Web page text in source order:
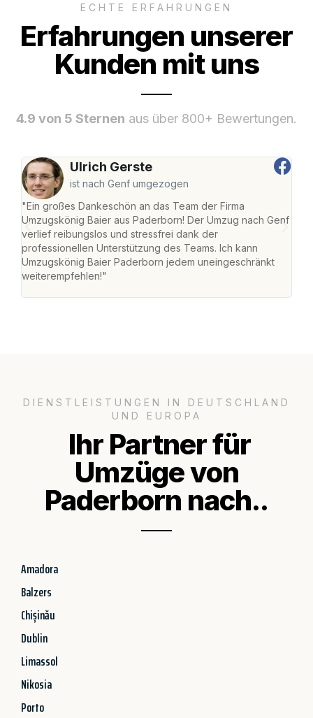
ECHTE ERFAHRUNGEN
Erfahrungen unserer
Kunden mit uns
4.9 von 5 Sternen aus über 800+ Bewertungen.
Ulrich Gerste
ist nach Genf umgezogen
"Ein großes Dankeschön an das Team der Firma
Umzugskönig Baier aus Paderborn! Der Umzug nach Genf
verlief reibungslos und stressfrei dank der
professionellen Unterstützung des Teams. Ich kann
Umzugskönig Baier Paderborn jedem uneingeschränkt
weiterempfehlen!"
DIENSTLEISTUNGEN IN DEUTSCHLAND
UND EUROPA
Ihr Partner für
Umzüge von
Paderborn nach..
Amadora
Balzers
Chișinău
Dublin
Limassol
Nikosia
Porto